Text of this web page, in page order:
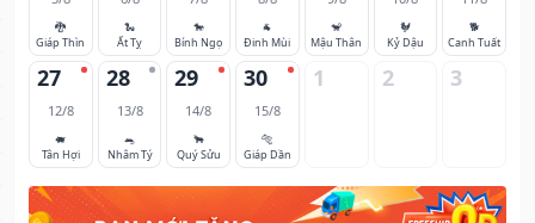
🐉
Giáp Thìn
🐍
Ất Tỵ
🐎
Bính Ngọ
🐐
Đinh Mùi
🐒
Mậu Thân
🐓
Kỷ Dậu
🐕
Canh Tuất
27
12/8
🐖
Tân Hợi
28
13/8
🐀
Nhâm Tý
29
14/8
🐂
Quý Sửu
30
15/8
🐅
Giáp Dần
1 2 3